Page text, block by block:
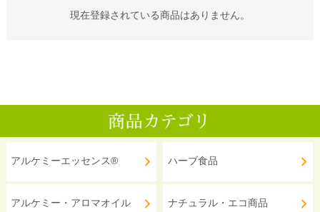
現在登録されている商品はありません。
アルケミーエッセンス®
アルケミー・アロマオイル
ハーブ食品
ナチュラル・エコ商品